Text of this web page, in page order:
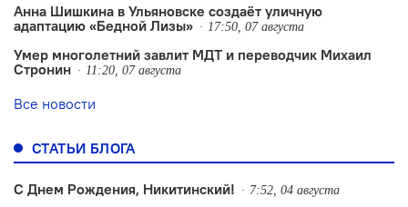
Анна Шишкина в Ульяновске создаëт уличную
адаптацию «Бедной Лизы»
17:50, 07 августа
Умер многолетний завлит МДТ и переводчик Михаил
Стронин
11:20, 07 августа
Все новости
СТАТЬИ БЛОГА
С Днем Рождения, Никитинский! 7:52, 04 августа